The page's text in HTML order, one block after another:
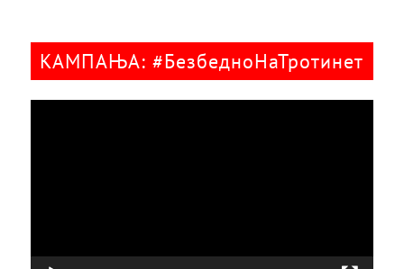
КАМПАЊА: #БезбедноНаТротинет